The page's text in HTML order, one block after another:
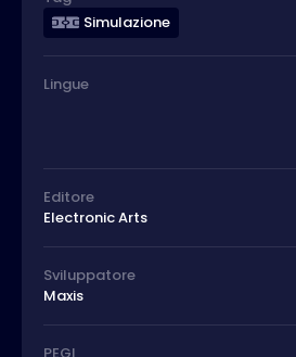
Simulazione
Lingue
Editore
Electronic Arts
Sviluppatore
Maxis